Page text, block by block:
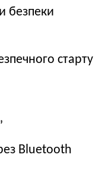
безпеки
старту
Bluetooth